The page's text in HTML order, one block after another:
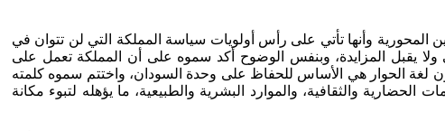
المحورية وأنها تأتي على رأس أولويات سياسة المملكة التي لن تتوان في
ذلك في موقف واضح وجلي ولا يقبل المزايدة، وبنفس الوضوح أكد سموه على أن المملكة تعمل على
الحوار هي الأساس للحفاظ على وحدة السودان، واختتم سموه كلمته
والثقافية، والموارد البشرية والطبيعية، ما يؤهله لتبوء مكانة